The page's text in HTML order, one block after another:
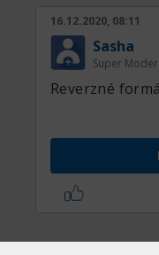
• Padajúca
16.12.2020, 08:11
Sasha
Super
Reverzné